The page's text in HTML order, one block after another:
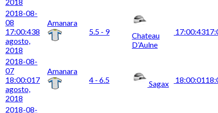
2018-08-
08
17:00:438
agosto,
2018
Amanara
5.5 - 9
Chateau
D’Aulne
17:00:43
2018-08-
07
18:00:017
agosto,
2018
Amanara
4 - 6.5
Sagax 18:00:01
2018-08-